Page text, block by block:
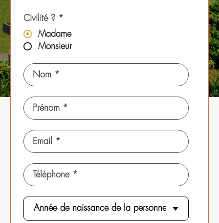
Civilité ? *
Madame
Monsieur
Nom *
Prénom *
Email *
Téléphone *